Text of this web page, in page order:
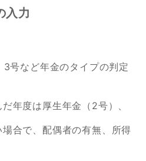
入力
号など年金のタイプの判定
年度は厚生年金（2号）、
合で、配偶者の有無、所得